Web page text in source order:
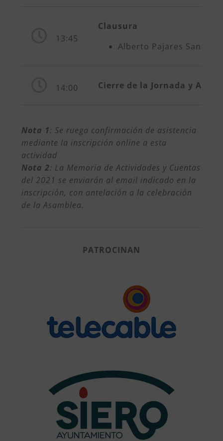
13:45
Clausura
Alberto Pajares San
14:00 Cierre de la Jornada y
Nota 1: Se ruega confirmación de asistencia
mediante la inscripción online a esta
actividad
Nota 2: La Memoria de Actividades y Cuentas
del 2021 se enviarán al email indicado en la
inscripción, con antelación a la celebración
de la Asamblea.
PATROCINAN